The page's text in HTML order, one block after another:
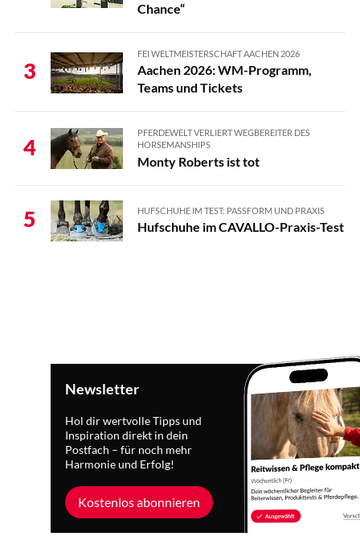
Chance“
3
FEI WELTMEISTERSCHAFT AACHEN 2026
Aachen 2026: WM-Programm,
Teams und Tickets
4
PFERDEWELT VERLIERT WEGBEREITER DES
HORSEMANSHIPS
Monty Roberts ist tot
5 HUFSCHUHE IM TEST: PASSFORM UND PRAXIS
Hufschuhe im CAVALLO-Praxis-Test
Newsletter
Hol dir wertvolle Tipps und
Inspiration direkt in dein
Postfach – für noch mehr
Harmonie und Erfolg!
Kostenlos abonnieren